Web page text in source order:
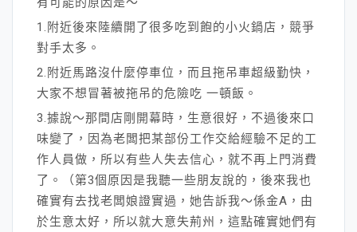
1.附近後來陸續開了很多吃到飽的小火鍋店，競爭
對手太多。
2.附近馬路沒什麼停車位，而且拖吊車超級勤快，
大家不想冒著被拖吊的危險吃 一頓飯。
3.據說～那間店剛開幕時，生意很好，不過後來口
味變了，因為老闆把某部份工作交給經驗不足的工
作人員做，所以有些人失去信心，就不再上門消費
了。（第3個原因是我聽一些朋友說的，後來我也
確實有去找老闆娘證實過，她告訴我～係金A，由
於生意太好，所以就大意失荊州，這點確實她們有